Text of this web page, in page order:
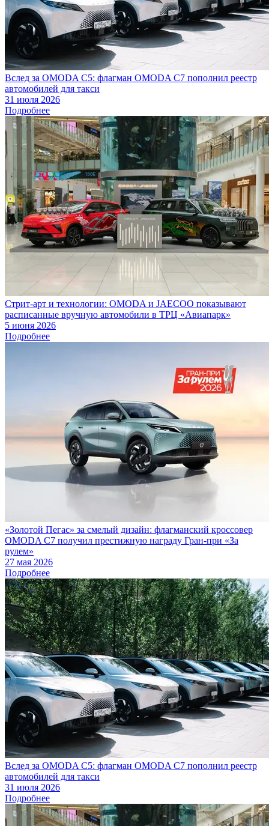
Вслед за OMODA C5: флагман OMODA C7 пополнил реестр
автомобилей для такси
31 июля 2026
Подробнее
Стрит-арт и технологии: OMODA и JAECOO показывают
расписанные вручную автомобили в ТРЦ «Авиапарк»
5 июня 2026
Подробнее
«Золотой Пегас» за смелый дизайн: флагманский кроссовер
OMODA C7 получил престижную награду Гран-при «За
рулем»
27 мая 2026
Подробнее
Вслед за OMODA C5: флагман OMODA C7 пополнил реестр
автомобилей для такси
31 июля 2026
Подробнее